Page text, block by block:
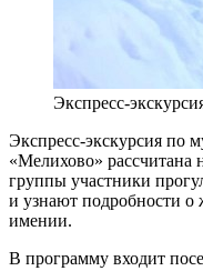
Экспресс-
Экспресс-экскурсия по
«Мелихово» рассчитана
группы участники
и узнают подробности о
имении.
В программу входит